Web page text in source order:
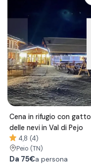
Cena in rifugio con gatto
delle nevi in Val di Pejo
4,8 (4)
Peio (TN)
Da 75€a persona